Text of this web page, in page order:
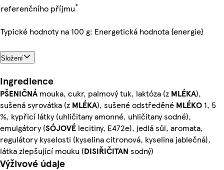
referenčního příjmu*
Typické hodnoty na 100 g: Energetická hodnota {energie}
Složení
Ingredience
PŠENIČNÁ mouka, cukr, palmový tuk, laktóza (z MLÉKA),
sušená syrovátka (z MLÉKA), sušené odstředěné MLÉKO 1, 5
%, kypřicí látky (uhličitany amonné, uhličitany sodné),
emulgátory (SÓJOVÉ lecitiny, E472e), jedlá sůl, aromata,
regulátory kyselosti (kyselina citronová, kyselina jablečná),
látka zlepšující mouku (DISIŘIČITAN sodný)
Výživové údaje